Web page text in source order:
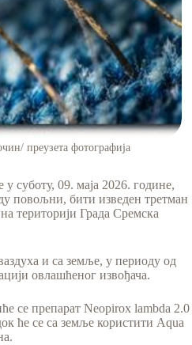
преузета фотографија
суботу, 09. маја 2026. године,
повољни, бити изведен третман
територији Града Сремска
и са земље, у периоду од
овлашћеног извођача.
се препарат Neopirox lambda 2.0
ће се са земље користити Aqua